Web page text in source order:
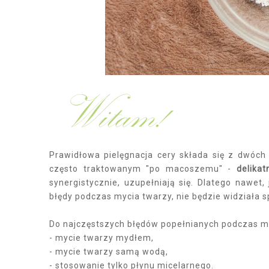
Prawidłowa pielęgnacja cery składa się z
często traktowanym "po macoszemu" -
synergistycznie, uzupełniają się. Dlatego
błędy podczas mycia twarzy, nie będzie widziała
Do najczęstszych błędów popełnianych podczas
- mycie twarzy mydłem,
- mycie twarzy samą wodą,
- stosowanie tylko płynu micelarnego.